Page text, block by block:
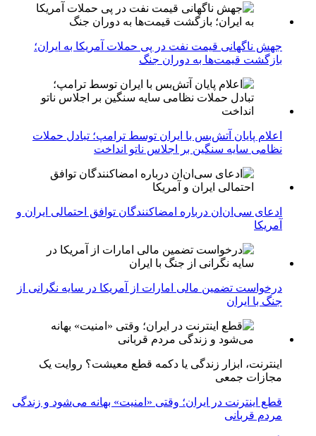
جهش ناگهانی قیمت نفت در پی حملات آمریکا به ایران؛
بازگشت قیمت‌ها به دوران جنگ
اعلام پایان آتش‌بس با ایران توسط ترامپ؛ تبادل حملات
نظامی سایه سنگین بر اجلاس ناتو انداخت
ادعای سی‌ان‌ان درباره امضاکنندگان توافق احتمالی ایران و
آمریکا
درخواست تضمین مالی امارات از آمریکا در سایه نگرانی از
جنگ با ایران
اینترنت، ابزار زندگی یا دکمه قطع معیشت؟ روایت یک
مجازات جمعی
قطع اینترنت در ایران؛ وقتی «امنیت» بهانه می‌شود و زندگی
مردم قربانی